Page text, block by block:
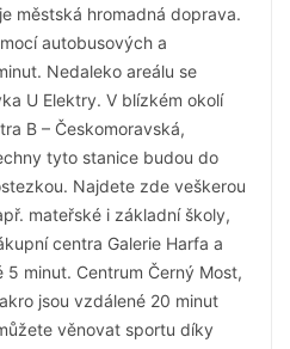
městská hromadná doprava.
autobusových a
Nedaleko areálu se
U Elektry. V blízkém okolí
B – Českomoravská,
tyto stanice budou do
Najdete zde veškerou
mateřské i základní školy,
centra Galerie Harfa a
5 minut. Centrum Černý Most,
jsou vzdálené 20 minut
věnovat sportu díky